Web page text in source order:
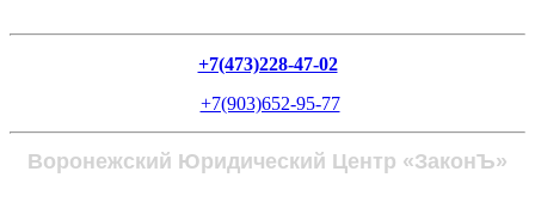
+7(473)228-47-02
+7(903)652-95-77
Воронежский Юридический Центр «ЗаконЪ»